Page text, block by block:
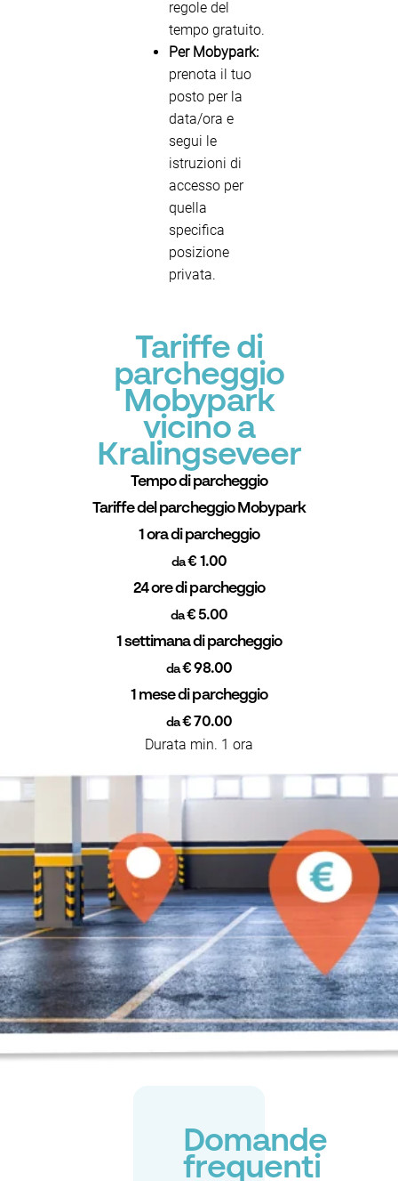
regole del
tempo gratuito.
Per Mobypark:
prenota il tuo
posto per la
data/ora e
segui le
istruzioni di
accesso per
quella
specifica
posizione
privata.
Tariffe di
parcheggio
Mobypark
vicino a
Kralingseveer
Tempo di parcheggio
Tariffe del parcheggio Mobypark
1 ora di parcheggio
da€ 1.00
24 ore di parcheggio
da€ 5.00
1 settimana di parcheggio
da€ 98.00
1 mese di parcheggio
da€ 70.00
Durata min. 1 ora
Domande
frequenti